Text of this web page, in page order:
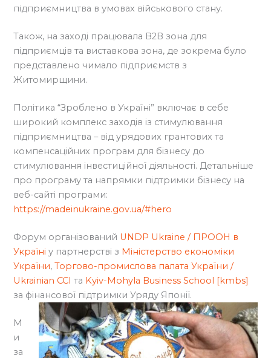
підприємництва в умовах військового стану.
Також, на заході працювала В2В зона для
підприємців та виставкова зона, де зокрема було
представлено чимало підприємств з
Житомирщини.
Політика “Зроблено в Україні” включає в себе
широкий комплекс заходів із стимулювання
підприємництва – від урядових грантових та
компенсаційних програм для бізнесу до
стимулювання інвестиційної діяльності. Детальніше
про програму та напрямки підтримки бізнесу на
веб-сайті програми:
https://madeinukraine.gov.ua/#hero
Форум організований UNDP Ukraine / ПРООН в
Україні у партнерстві з Міністерство економіки
України,Торгово-промислова палата України /
Ukrainian CCI та Kyiv-Mohyla Business School [kmbs]
за фінансової підтримки Уряду Японії.
М
и
за